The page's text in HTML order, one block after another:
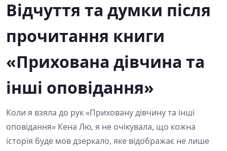
Відчуття та думки після
прочитання книги
«Прихована дівчина та
інші оповідання»
Коли я взяла до рук «Приховану дівчину та інші
оповідання» Кена Лю, я не очікувала, що кожна
історія буде мов дзеркало, яке відображає не лише